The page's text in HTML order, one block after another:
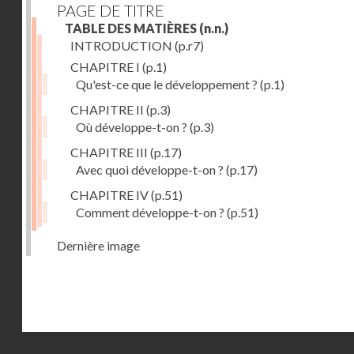
PAGE DE TITRE
TABLE DES MATIÈRES (n.n.)
INTRODUCTION (p.r7)
CHAPITRE I (p.1)
Qu'est-ce que le développement ? (p.1)
CHAPITRE II (p.3)
Où développe-t-on ? (p.3)
CHAPITRE III (p.17)
Avec quoi développe-t-on ? (p.17)
CHAPITRE IV(p.51)
Comment développe-t-on ? (p.51)
Dernière image